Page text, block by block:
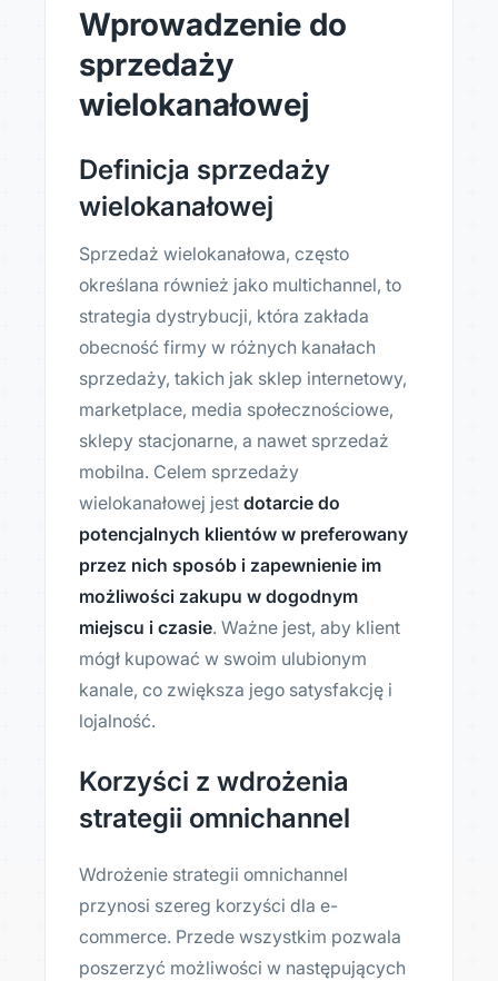
Wprowadzenie do
sprzedaży
wielokanałowej
Definicja sprzedaży
wielokanałowej
Sprzedaż wielokanałowa, często
określana również jako multichannel, to
strategia dystrybucji, która zakłada
obecność firmy w różnych kanałach
sprzedaży, takich jak sklep internetowy,
marketplace, media społecznościowe,
sklepy stacjonarne, a nawet sprzedaż
mobilna. Celem sprzedaży
wielokanałowej jest dotarcie do
potencjalnych klientów w preferowany
przez nich sposób i zapewnienie im
możliwości zakupu w dogodnym
miejscu i czasie. Ważne jest, aby klient
mógł kupować w swoim ulubionym
kanale, co zwiększa jego satysfakcję i
lojalność.
Korzyści z wdrożenia
strategii omnichannel
Wdrożenie strategii omnichannel
przynosi szereg korzyści dla e-
commerce. Przede wszystkim pozwala
poszerzyć możliwości w następujących